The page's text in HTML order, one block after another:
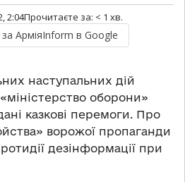
2:04Прочитаєте за: < 1 хв.
за АрміяInform в Google
наступальних дій
оборони»
казкові перемоги. Про
ворожої пропаганди
дезінформації при